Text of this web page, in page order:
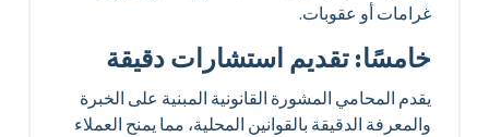
غرامات أو عقوبات.
خامسًا: تقديم استشارات دقيقة
يقدم المحامي المشورة القانونية المبنية على الخبرة
والمعرفة الدقيقة بالقوانين المحلية، مما يمنح العملاء